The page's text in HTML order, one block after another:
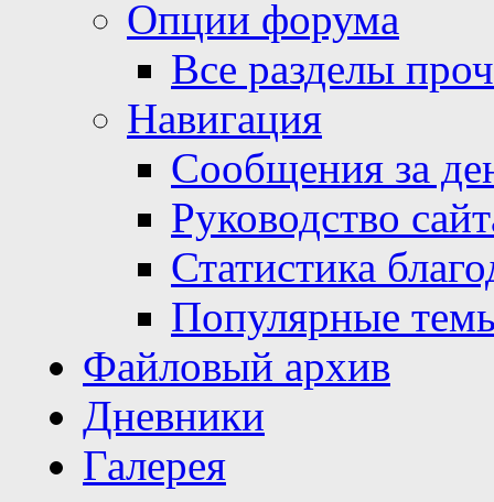
Опции форума
Все разделы
Навигация
Сообщения за
Руководство
Статистика
Популярные
Файловый архив
Дневники
Галерея